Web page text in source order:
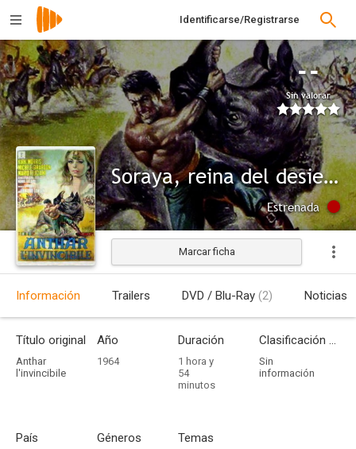
Identificarse/Registrarse
--
Sin valorar
Soraya, reina del desierto
Estrenada
Marcar ficha
Información Trailers DVD / Blu-Ray (2) Noticias
Título original
Anthar
l'invincibile
Año
1964
Duración
1 hora y
54
minutos
Clasificación por edades
Sin
información
País Géneros Temas